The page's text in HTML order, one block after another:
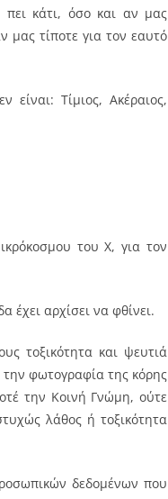
κάτι, όσο και αν μας
μας τίποτε για τον εαυτό
είναι: Τίμιος, Ακέραιος,
του Χ, για τον
έχει αρχίσει να φθίνει.
τοξικότητα και ψευτιά
φωτογραφία της κόρης
την Κοινή Γνώμη, ούτε
λάθος ή τοξικότητα
δεδομένων που